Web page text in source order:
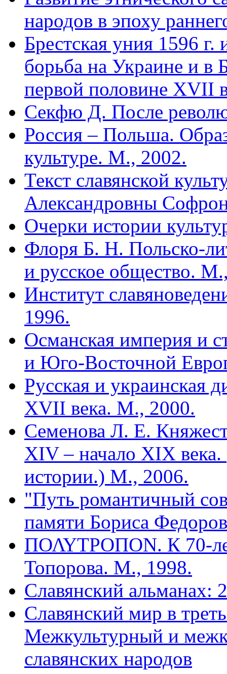
народов в эпоху
Брестская уния 1596
борьба на Украине и
первой половине
Секфю Д. После
Россия – Польша.
культуре. М., 2002.
Текст славянской
Александровны
Очерки истории
Флоря Б. Н. Польско-
и русское общество.
Институт
1996.
Османская империя и
и Юго-Восточной
Русская и украинская
XVII века. М., 2000.
Семенова Л. Е.
XIV – начало XIX
истории.) М., 2006.
"Путь романтичный
памяти Бориса
ΠΟΛΥΤΡΟΠΟΝ. К 70-
Топорова. М., 1998.
Славянский альманах:
Славянский мир в
Межкультурный и
славянских народов